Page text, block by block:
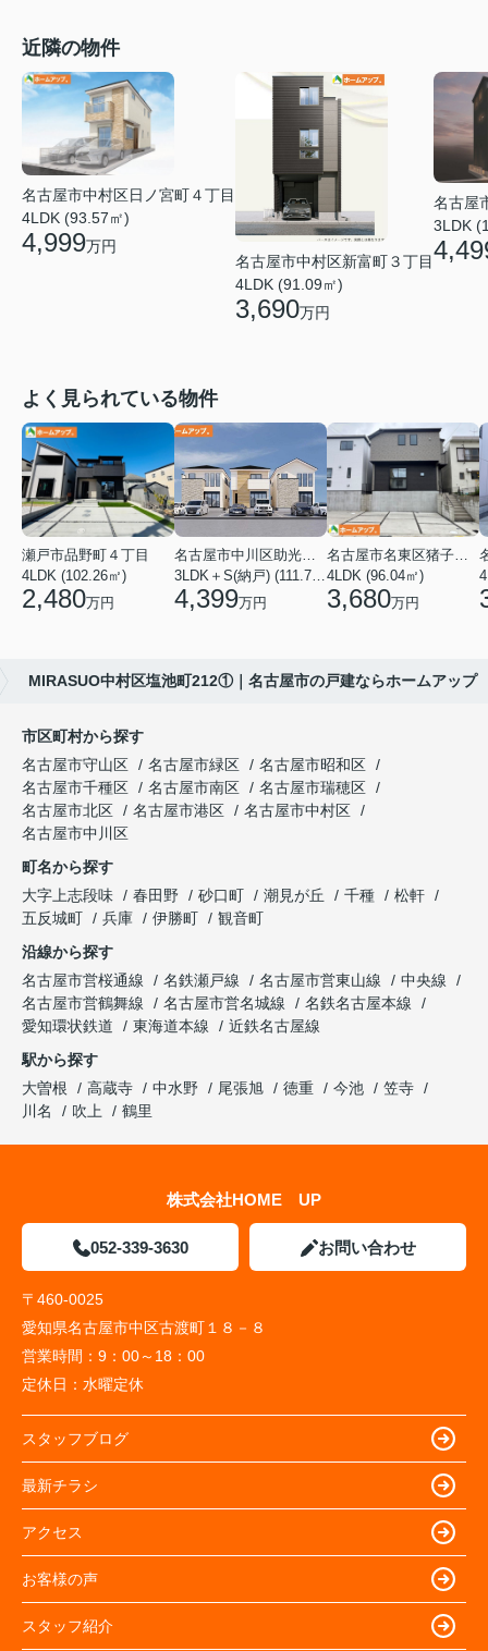
近隣の物件
名古屋市中村区日ノ宮町４丁目
4LDK (93.57㎡)
4,999万円
名古屋市中村区新富町３丁目
4LDK (91.09㎡)
3,690万円
名古屋
3LDK
よく見られている物件
瀬戸市品野町４丁目
4LDK (102.26㎡)
2,480万円
名古屋市中川区助光１丁目
3LDK＋S(納戸) (111.78㎡)
4,399万円
名古屋市名東区猪子石１丁目
4LDK (96.04㎡)
3,680万円
MIRASUO中村区塩池町212①｜名古屋市の戸建ならホームアップ
市区町村から探す
名古屋市守山区
名古屋市緑区
名古屋市昭和区
名古屋市千種区
名古屋市南区
名古屋市瑞穂区
名古屋市北区
名古屋市港区
名古屋市中村区
名古屋市中川区
町名から探す
大字上志段味
春田野 砂口町 潮見が丘 千種
松軒
五反城町
兵庫 伊勝町
観音町
沿線から探す
名古屋市営桜通線
名鉄瀬戸線 名古屋市営東山線
中央線
名古屋市営鶴舞線
名古屋市営名城線
名鉄名古屋本線
愛知環状鉄道
東海道本線
近鉄名古屋線
駅から探す
大曽根
高蔵寺 中水野 尾張旭 徳重 今池
笠寺
川名
吹上 鶴里
株式会社HOME UP
052-339-3630 お問い合わせ
〒460-0025
愛知県名古屋市中区古渡町１８－８
営業時間： 9：00～18：00
定休日： 水曜定休
スタッフブログ
最新チラシ
アクセス
お客様の声
スタッフ紹介